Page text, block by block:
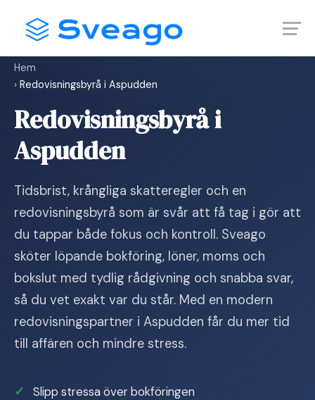
content
Hem
› Redovisningsbyrå i Aspudden
Redovisningsbyrå i
Aspudden
Tidsbrist, krångliga skatteregler och en
redovisningsbyrå som är svår att få tag i gör att
du tappar både fokus och kontroll. Sveago
sköter löpande bokföring, löner, moms och
bokslut med tydlig rådgivning och snabba svar,
så du vet exakt var du står. Med en modern
redovisningspartner i Aspudden får du mer tid
till affären och mindre stress.
Slipp stressa över bokföringen